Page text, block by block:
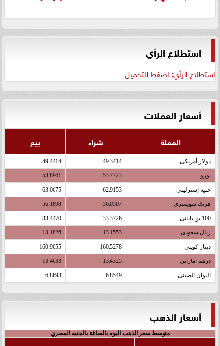
استطلاع الرأي
استطلاع الرأي: اضغط للتحميل
أسعار العملات
العملة شراء بيع
دولار أمريكى 49.3414
49.4414
يورو 53.7723
53.8961
جنيه إسترلينى 62.9153
63.0675
فرنك سويسرى 56.0507
56.1898
100 ين يابانى 33.3726
33.4470
ريال سعودى 13.1553
13.1826
دينار كويتى 160.5278
160.9055
درهم اماراتى 13.4325
13.4633
اليوان الصينى 6.8549
6.8693
أسعار الذهب
متوسط سعر الذهب اليوم بالصاغة بالجنيه المصري